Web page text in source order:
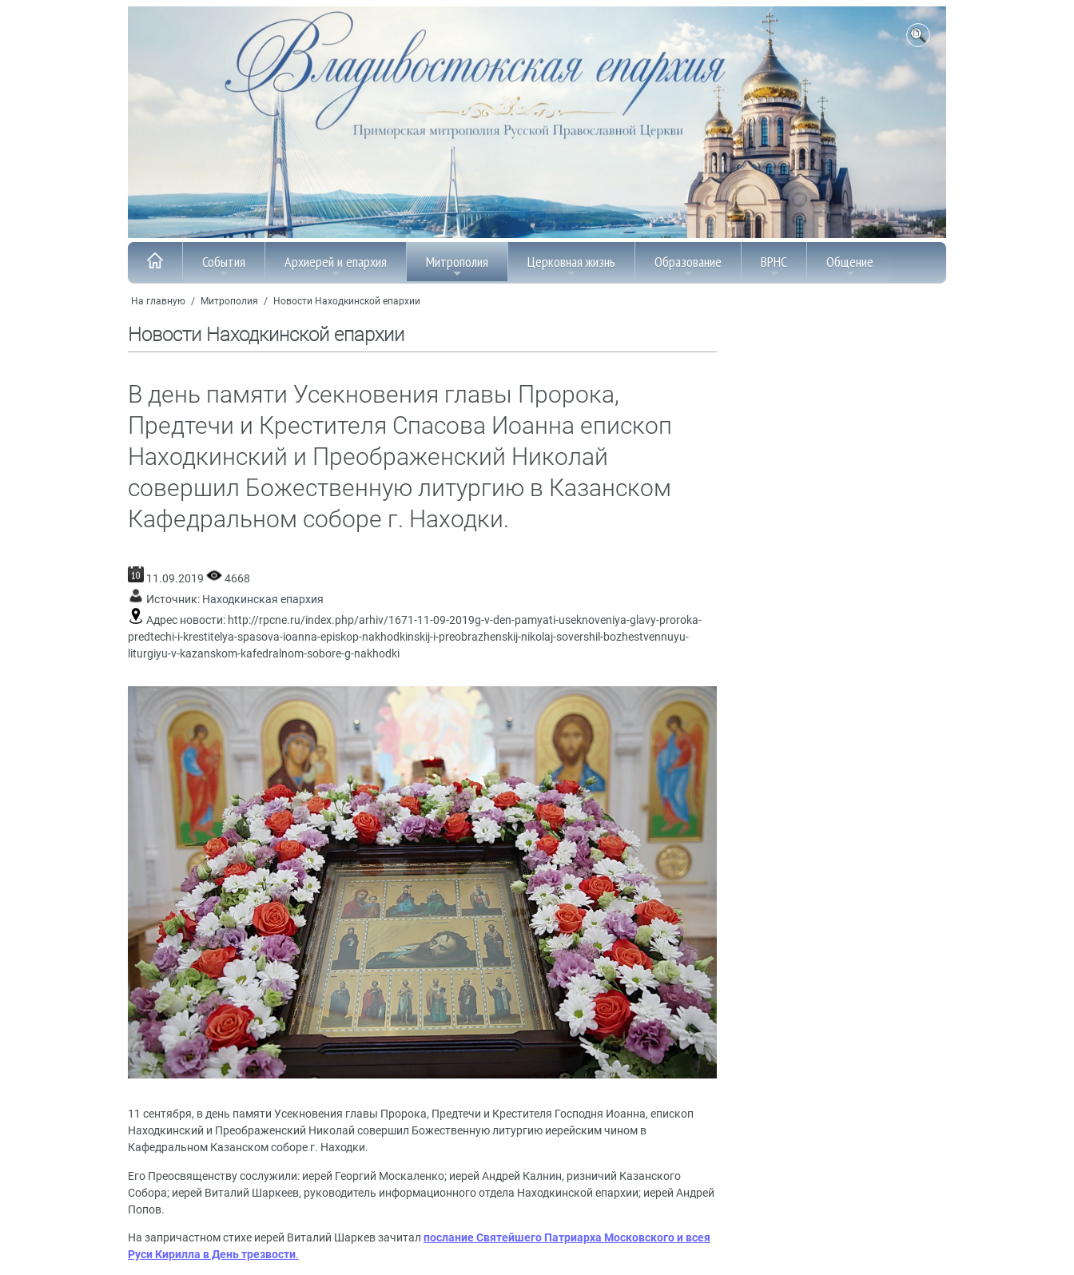
События Архиерей и епархия Митрополия Церковная жизнь Образование ВРНС Общение
На главную / Митрополия / Новости Находкинской епархии
Новости Находкинской епархии
В день памяти Усекновения главы Пророка,
Предтечи и Крестителя Спасова Иоанна епископ
Находкинский и Преображенский Николай
совершил Божественную литургию в Казанском
Кафедральном соборе г. Находки.
11.09.2019
4668
Источник: Находкинская епархия
Адрес новости: http://rpcne.ru/index.php/arhiv/1671-11-09-2019g-v-den-pamyati-useknoveniya-glavy-proroka-
predtechi-i-krestitelya-spasova-ioanna-episkop-nakhodkinskij-i-preobrazhenskij-nikolaj-sovershil-bozhestvennuyu-
liturgiyu-v-kazanskom-kafedralnom-sobore-g-nakhodki
11 сентября, в день памяти Усекновения главы Пророка, Предтечи и Крестителя Господня Иоанна, епископ
Находкинский и Преображенский Николай совершил Божественную литургию иерейским чином в
Кафедральном Казанском соборе г. Находки.
Его Преосвященству сослужили: иерей Георгий Москаленко; иерей Андрей Калнин, ризничий Казанского
Собора; иерей Виталий Шаркеев, руководитель информационного отдела Находкинской епархии; иерей Андрей
Попов.
На запричастном стихе иерей Виталий Шаркев зачитал послание Святейшего Патриарха Московского и всея
Руси Кирилла в День трезвости.